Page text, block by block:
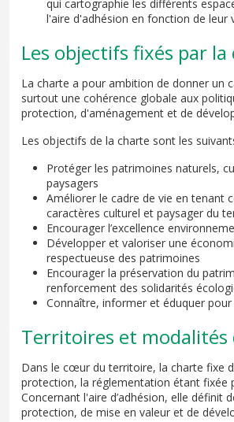
qui cartographie les différents
l'aire d'adhésion en fonction de leur
Les objectifs fixés par
La charte a pour ambition de donner un
surtout une cohérence globale aux
protection, d'aménagement et de
Les objectifs de la charte sont les
Protéger les patrimoines naturels,
paysagers
Améliorer le cadre de vie en tenant
caractères culturel et paysager du
Encourager l’excellence
Développer et valoriser une
respectueuse des patrimoines
Encourager la préservation du
renforcement des solidarités
Connaître, informer et éduquer
Territoires et
Dans le cœur du territoire, la charte fixe
protection, la réglementation étant fixée
Concernant l'aire d’adhésion, elle définit
protection, de mise en valeur et de